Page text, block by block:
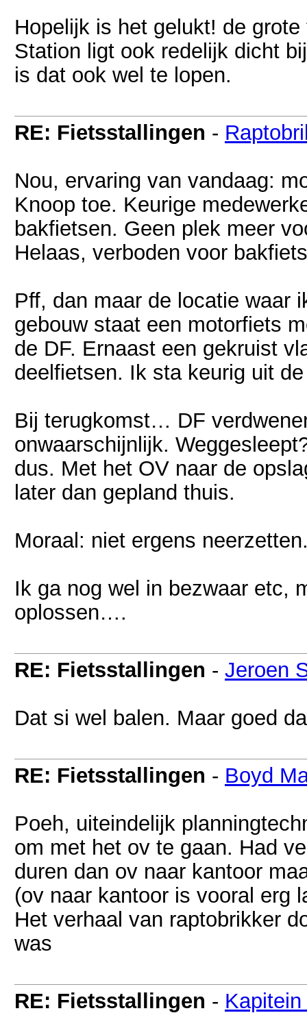
Hopelijk is het gelukt! de
Station ligt ook redelijk dicht
is dat ook wel te lopen.
RE: Fietsstallingen -
Nou, ervaring van vandaag:
Knoop toe. Keurige
bakfietsen. Geen plek meer
Helaas, verboden voor
Pff, dan maar de locatie waar
gebouw staat een motorfiets
de DF. Ernaast een gekruist
deelfietsen. Ik sta keurig uit
Bij terugkomst… DF
onwaarschijnlijk.
dus. Met het OV naar de
later dan gepland thuis.
Moraal: niet ergens
Ik ga nog wel in bezwaar etc,
oplossen….
RE: Fietsstallingen - Jeroen
Dat si wel balen. Maar goed
RE: Fietsstallingen - Boyd
Poeh, uiteindelijk
om met het ov te gaan. Had
duren dan ov naar kantoor
(ov naar kantoor is vooral erg
Het verhaal van raptobrikker
was
RE: Fietsstallingen -